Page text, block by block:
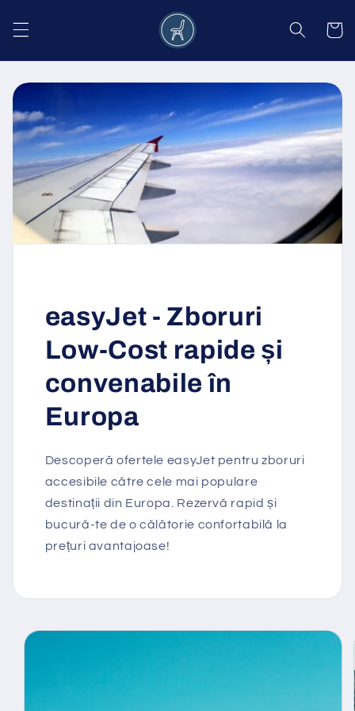
conținut
Coș
easyJet - Zboruri
Low-Cost rapide și
convenabile în
Europa
Descoperă ofertele easyJet pentru zboruri
accesibile către cele mai populare
destinații din Europa. Rezervă rapid și
bucură-te de o călătorie confortabilă la
prețuri avantajoase!